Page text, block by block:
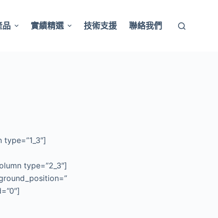
品 實績精選 技術支援 聯絡我們
type=”2_3″]